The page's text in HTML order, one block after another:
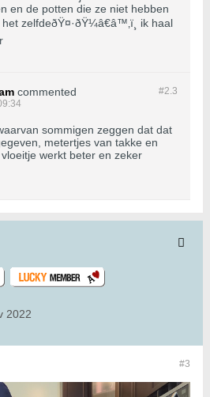
en de potten die ze niet hebben
zelfdeðŸ¤·ðŸ¼â€â™‚ï¸ ik haal
#2.3
commented
sommigen zeggen dat dat
metertjes van takke en
werkt beter en zeker
2022
#3